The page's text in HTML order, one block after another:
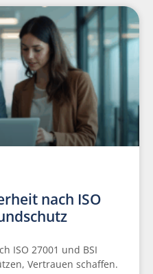
nach ISO
ISO 27001 und BSI
Vertrauen schaffen.